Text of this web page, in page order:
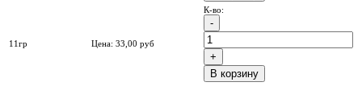
11гр Цена: 33,00 руб
К-во:
B корзину